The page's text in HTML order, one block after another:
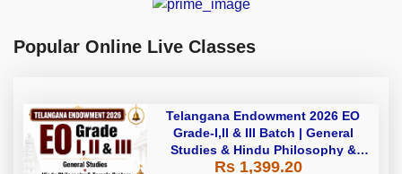
Popular Online Live Classes
Telangana Endowment 2026 EO
Grade-I,II & III Batch | General
Studies & Hindu Philosophy &
Temple System| Live+Recorded
Rs 1,399.20